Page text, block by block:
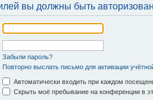
вы должны быть
Забыли пароль?
Повторно выслать письмо для активации
Автоматически входить при каждом
Скрыть моё пребывание на конференции в